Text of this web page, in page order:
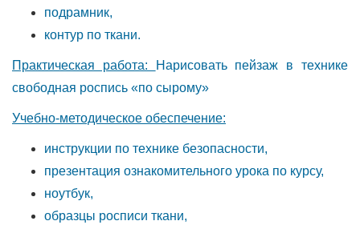
подрамник,
контур по ткани.
Практическая работа:
Нарисовать пейзаж в технике
свободная роспись «по сырому»
Учебно-методическое обеспечение:
инструкции по технике безопасности,
презентация ознакомительного урока по курсу,
ноутбук,
образцы росписи ткани,